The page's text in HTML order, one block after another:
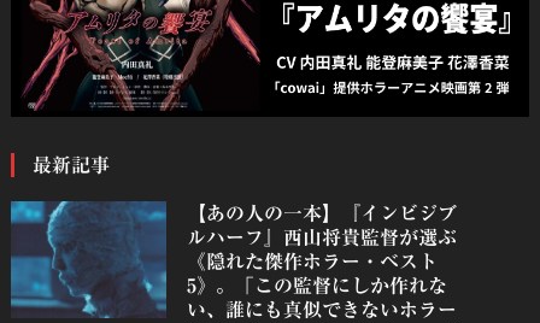
最新記事
【あの人の一本】『インビジブ
ルハーフ』⻄⼭将貴監督が選ぶ
《隠れた傑作ホラー・ベスト
5》。「この監督にしか作れな
い、誰にも真似できないホラー